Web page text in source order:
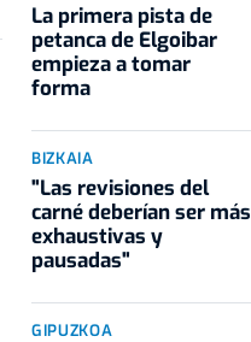
La primera pista de
petanca de Elgoibar
empieza a tomar
forma
BIZKAIA
"Las revisiones del
carné deberían ser más
exhaustivas y
pausadas"
GIPUZKOA